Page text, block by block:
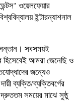
ওয়েলফেয়ার
ইন্টারন্যাশনাল
সবসময়ই
হিসেবেই আমরা জেনেছি ও
জন্যেও
ব্যক্তি/ব্যক্তিবর্গের
দ্রুততম সময়ের মাঝে সুষ্ঠু